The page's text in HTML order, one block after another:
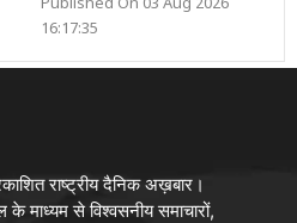
Published On 03 Aug 2026
16:17:35
राष्ट्रीय दैनिक अख़बार।
माध्यम से विश्वसनीय समाचारों,